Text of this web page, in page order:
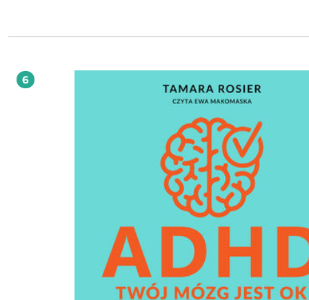
tylko czekają na to, by je odkryć i rozwinąć. Sięgnij po poradnik ABC Mądrego
taki diabeł straszny...", czyli jak rozwiniesz u dziecka inteligencję logiczno-
matematyczną. * Jakie ćwiczenia i zabawy stosować, by rozwinąć inteligencję
wizualno-przestrzenną, naukową i emocjonalną. * Jak zachęcić dziecko do nauki i
zdobywania nowych umiejętności, np. nauki języków. Nie ma na co czekać. Działaj
6